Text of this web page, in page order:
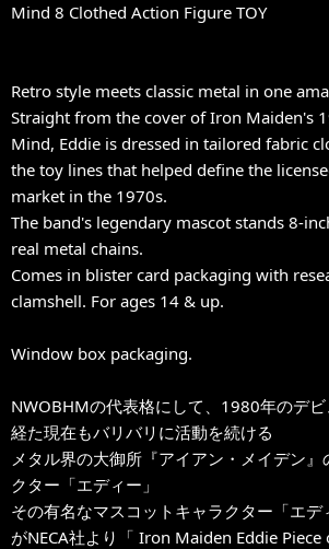
Mind 8 Clothed Action Figure TOY
Retro style meets classic metal in one
Straight from the cover of Iron Maiden's
Mind, Eddie is dressed in tailored fabric
the toy lines that helped define the
market in the 1970s.
The band's legendary mascot stands 8-
real metal chains.
Comes in blister card packaging with
clamshell. For ages 14 & up.
Window box packaging.
NWOBHMの代表格にして、1980年のデ
経た現在もバリバリに活動を続ける
メタル界の大御所『アイアン・メイデン』
クター「エディー」
その有名なマスコットキャラクター「エ
がNECA社より「 Iron Maiden Eddie